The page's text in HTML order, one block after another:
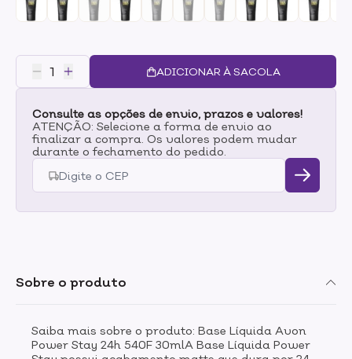
pele, marcas avermelhadas deixando sensação leve e
sem obstruir os poros. É ultraconfortável, não desbota,
uso:Aplique quantas camadas desejar com a ajuda de
um pincel, cobrindo uniformemente a pele do rosto.
Quanto mais camadas forem aplicadas maior será a
ADICIONAR À SACOLA
Consulte as opções de envio, prazos e valores!
ATENÇÃO: Selecione a forma de envio ao
finalizar a compra. Os valores podem mudar
durante o fechamento do pedido.
Sobre o produto
Saiba mais sobre o produto: Base Líquida Avon
Power Stay 24h 540F 30mlA Base Líquida Power